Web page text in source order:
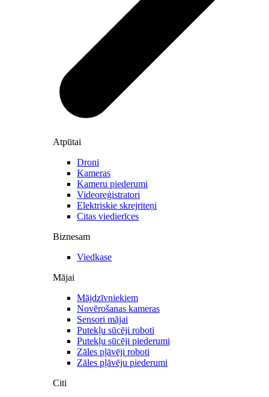
Atpūtai
Droni
Kameras
Kameru piederumi
Videoreģistratori
Elektriskie skrejriteņi
Citas viedierīces
Biznesam
Viedkase
Mājai
Mājdzīvniekiem
Novērošanas kameras
Sensori mājai
Putekļu sūcēji roboti
Putekļu sūcēji piederumi
Zāles pļāvēji roboti
Zāles pļāvēju piederumi
Citi